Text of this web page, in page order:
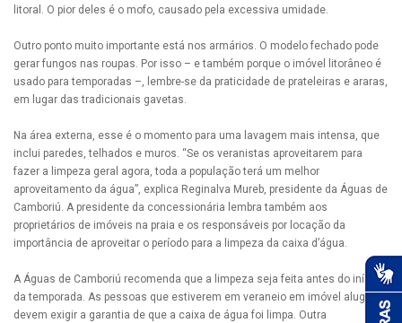
litoral. O pior deles é o mofo, causado pela excessiva umidade.
Outro ponto muito importante está nos armários. O modelo fechado pode
gerar fungos nas roupas. Por isso – e também porque o imóvel litorâneo é
usado para temporadas –, lembre-se da praticidade de prateleiras e araras,
em lugar das tradicionais gavetas.
Na área externa, esse é o momento para uma lavagem mais intensa, que
inclui paredes, telhados e muros. “Se os veranistas aproveitarem para
fazer a limpeza geral agora, toda a população terá um melhor
aproveitamento da água”, explica Reginalva Mureb, presidente da Águas de
Camboriú. A presidente da concessionária lembra também aos
proprietários de imóveis na praia e os responsáveis por locação da
importância de aproveitar o período para a limpeza da caixa d’água.
A Águas de Camboriú recomenda que a limpeza seja feita antes do início
da temporada. As pessoas que estiverem em veraneio em imóvel alugado
devem exigir a garantia de que a caixa de água foi limpa. Outra